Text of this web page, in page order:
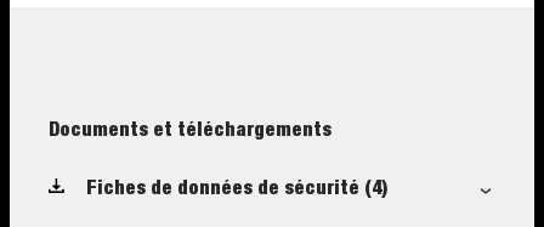
Documents et téléchargements
Fiches de données de sécurité (4)